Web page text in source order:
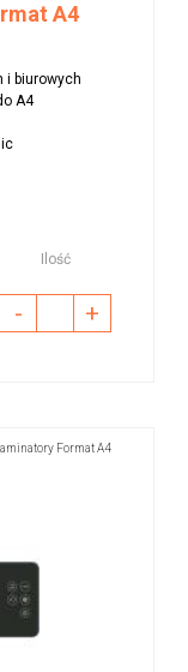
A4
i biurowych
A4
Ilość
- +
Format A4